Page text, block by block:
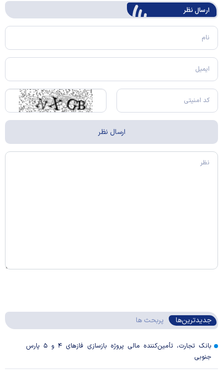
ارسال‌ نظر
جدیدترین‌ها پربحث ها
بانک تجارت، تأمین‌کننده مالی پروژه بازسازی فاز‌های ۴ و ۵ پارس
جنوبی